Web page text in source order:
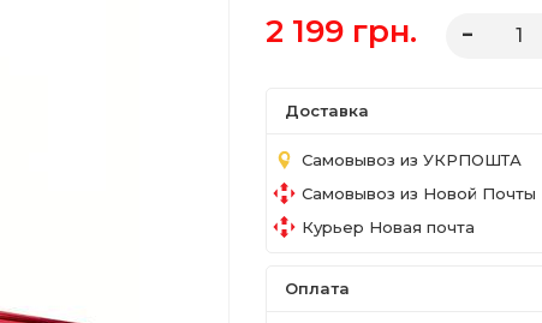
2 199 грн.
Доставка
Самовывоз из УКРПОШТА
Самовывоз из Новой Почты
Курьер Новая почта
Оплата